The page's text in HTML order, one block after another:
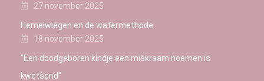
27 november 2025
Hemelwiegen en de watermethode
18 november 2025
"Een doodgeboren kindje een miskraam noemen is
kwetsend"